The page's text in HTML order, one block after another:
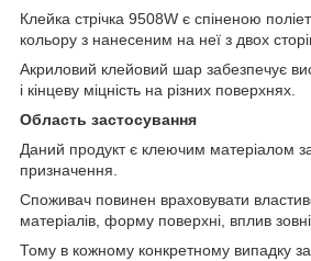
Клейка стрічка 9508W є спіненою
кольору з нанесеним на неї з двох
Акриловий клейовий шар забезпечує
і кінцеву міцність на різних поверхнях.
Область застосування
Даний продукт є клеючим матеріалом
призначення.
Споживач повинен враховувати
матеріалів, форму поверхні, вплив
Тому в кожному конкретному випадку